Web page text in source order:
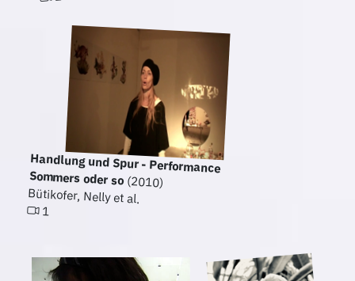
Handlung und Spur - Performance
Sommers oder so (2010)
Bütikofer, Nelly et al.
1